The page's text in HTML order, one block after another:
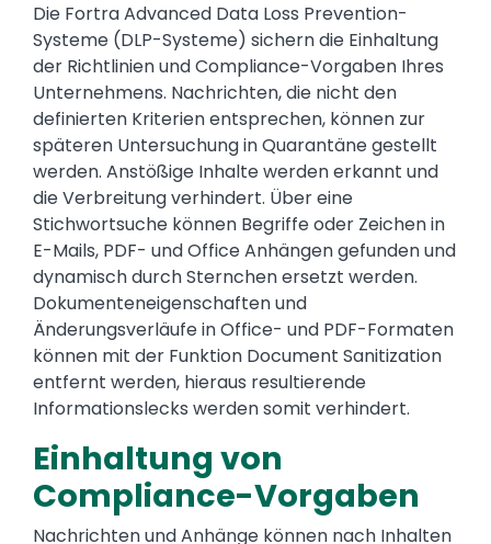
Die Fortra Advanced Data Loss Prevention-
Systeme (DLP-Systeme) sichern die Einhaltung
der Richtlinien und Compliance-Vorgaben Ihres
Unternehmens. Nachrichten, die nicht den
definierten Kriterien entsprechen, können zur
späteren Untersuchung in Quarantäne gestellt
werden. Anstößige Inhalte werden erkannt und
die Verbreitung verhindert. Über eine
Stichwortsuche können Begriffe oder Zeichen in
E-Mails, PDF- und Office Anhängen gefunden und
dynamisch durch Sternchen ersetzt werden.
Dokumenteneigenschaften und
Änderungsverläufe in Office- und PDF-Formaten
können mit der Funktion Document Sanitization
entfernt werden, hieraus resultierende
Informationslecks werden somit verhindert.
Einhaltung von
Compliance-Vorgaben
Nachrichten und Anhänge können nach Inhalten